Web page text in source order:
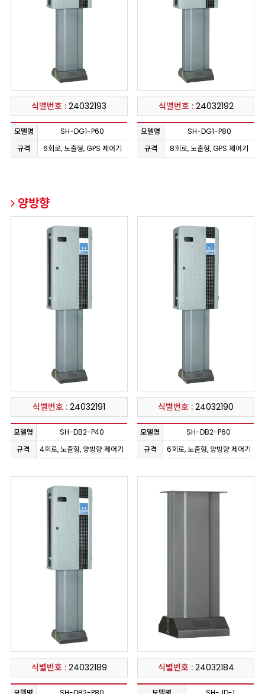
식별번호 : 24032193
모델명
SH-DG1-P60
규격
6회로, 노출형, GPS 제어기
식별번호 :24032192
모델명
SH-DG1-P80
규격
8회로, 노출형, GPS 제어기
양방향
식별번호 : 24032191
모델명
SH-DB2-P40
규격
4회로, 노출형, 양방향 제어기
식별번호 : 24032190
모델명
SH-DB2-P60
규격
6회로, 노출형, 양방향 제어기
식별번호 :24032189 식별번호 :24032184